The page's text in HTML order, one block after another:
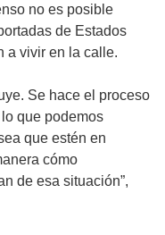
no es posible
de Estados
a vivir en la calle.
Se hace el proceso
que podemos
que estén en
cómo
de esa situación”,